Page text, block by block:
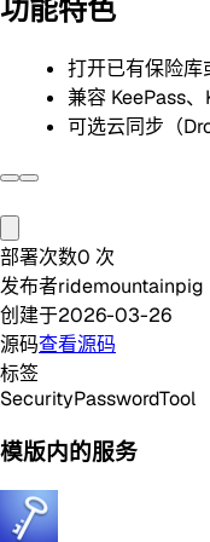
功能特色
打开已有保险库
兼容 KeePass
可选云同步（
部署次数0 次
发布者ridemountainpig
创建于2026-03-26
源码查看源码
标签
SecurityPasswordTool
模版内的服务